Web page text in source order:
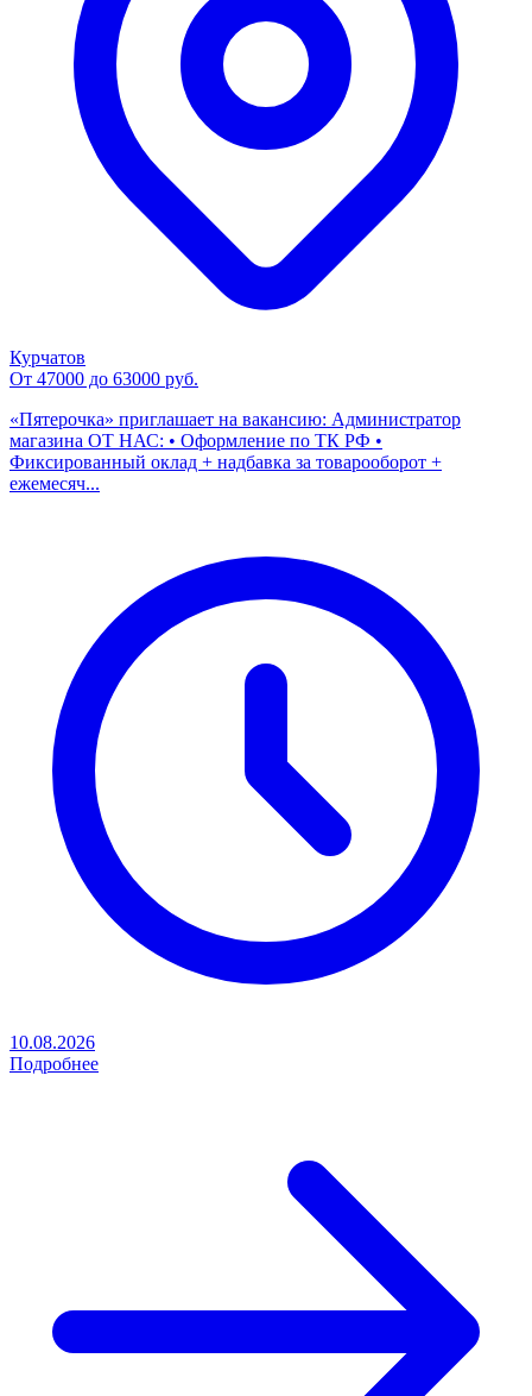
Курчатов
От 47000 до 63000 руб.
«Пятерочка» приглашает на вакансию: Администратор
магазина ОТ НАС: • Оформление по ТК РФ •
Фиксированный оклад + надбавка за товарооборот +
ежемесяч...
10.08.2026
Подробнее